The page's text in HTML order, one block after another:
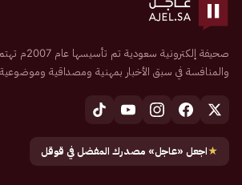
صحيفة
والمنافسة في سبق الأخبار بمهنية ومصداقية وموضوعية
★اجعل «عاجل» مصدرك المفضل في قوقل